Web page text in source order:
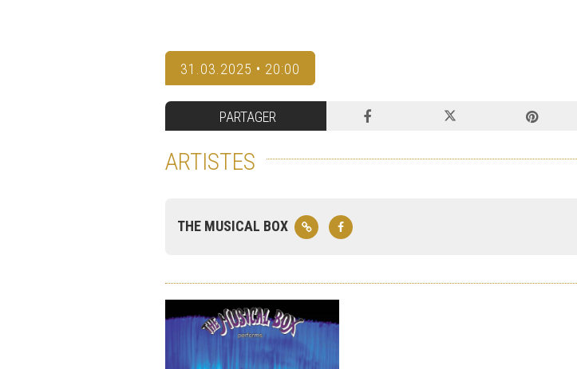
31.03.2025 • 20:00
PARTAGER
ARTISTES
THE MUSICAL BOX